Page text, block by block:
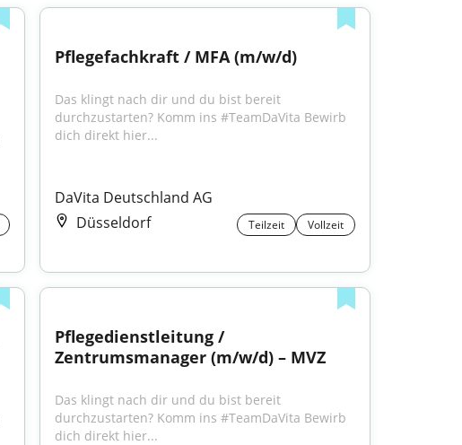
Pflegefachkraft / MFA (m/w/d)
Das klingt nach dir und du bist bereit
durchzustarten? Komm ins #TeamDaVita Bewirb
dich direkt hier...
DaVita Deutschland AG
Düsseldorf
Teilzeit Vollzeit
Pflegedienstleitung /
Zentrumsmanager (m/w/d) – MVZ
Das klingt nach dir und du bist bereit
durchzustarten? Komm ins #TeamDaVita Bewirb
dich direkt hier...